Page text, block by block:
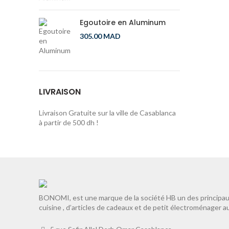
Egoutoire en Aluminum
305.00MAD
LIVRAISON
Livraison Gratuite sur la ville de Casablanca
à partir de 500 dh !
BONOMI, est une marque de la société HB un des
cuisine , d’articles de cadeaux et de petit électroménager